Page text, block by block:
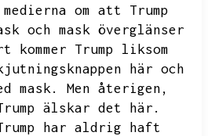
om att
Trump
och mask överglänser
kommer Trump liksom
här och
mask.
Men återigen,
älskar det här.
har aldrig haft